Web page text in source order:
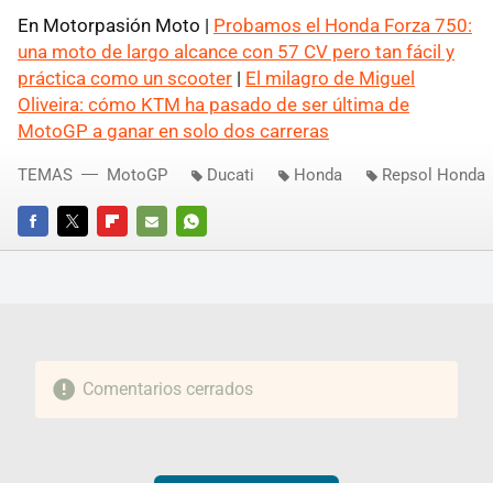
En Motorpasión Moto | Probamos el Honda Forza 750:
una moto de largo alcance con 57 CV pero tan fácil y
práctica como un scooter | El milagro de Miguel
Oliveira: cómo KTM ha pasado de ser última de
MotoGP a ganar en solo dos carreras
FACEBOOKTWITTERFLIPBOARD
E-
WHATSAPP
TEMAS MotoGP Ducati Honda Repsol Honda
Comentarios cerrados